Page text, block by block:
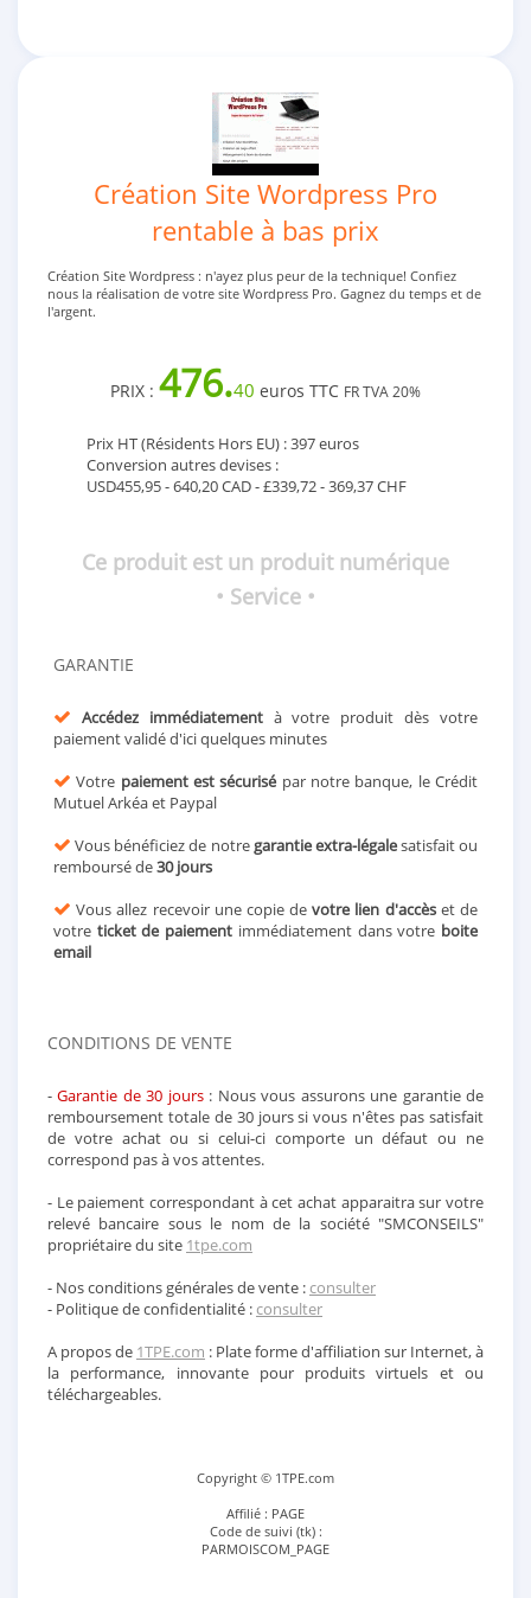
Création Site Wordpress Pro
rentable à bas prix
Création Site Wordpress : n'ayez plus peur de la technique! Confiez
nous la réalisation de votre site Wordpress Pro. Gagnez du temps et de
l'argent.
PRIX : 476.40 euros TTC FR TVA 20%
Prix HT (Résidents Hors EU) : 397 euros
Conversion autres devises :
USD455,95 - 640,20 CAD - £339,72 - 369,37 CHF
Ce produit est un produit numérique
• Service •
GARANTIE
Accédez immédiatementà votre produit dès votre
paiement validé d'ici quelques minutes
Votre paiement est sécurisé par notre banque, le Crédit
Mutuel Arkéa et Paypal
Vous bénéficiez de notregarantie extra-légalesatisfait ou
remboursé de30 jours
Vous allez recevoir une copie devotre lien d'accèset de
votre ticket de paiement immédiatement dans votre boite
email
CONDITIONS DE VENTE
-Garantie de 30 jours: Nous vous assurons une garantie de
remboursement totale de 30 jours si vous n'êtes pas satisfait
de votre achat ou si celui-ci comporte un défaut ou ne
correspond pas à vos attentes.
- Le paiement correspondant à cet achat apparaitra sur votre
relevé bancaire sous le nom de la société "SMCONSEILS"
propriétaire du site 1tpe.com
- Nos conditions générales de vente :consulter
- Politique de confidentialité :consulter
A propos de 1TPE.com : Plate forme d'affiliation sur Internet, à
la performance, innovante pour produits virtuels et ou
téléchargeables.
Copyright © 1TPE.com
Affilié : PAGE
Code de suivi (tk) :
PARMOISCOM_PAGE